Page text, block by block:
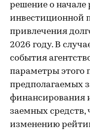
решение о
инвестиционной
привлечения
2026 году. В
события
параметры этого
предполагаемых
финансирования
заемных
изменению